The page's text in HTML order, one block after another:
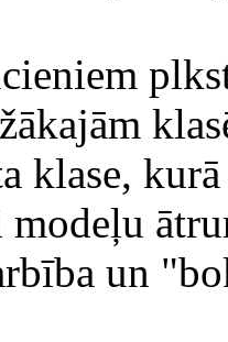
klase,
un